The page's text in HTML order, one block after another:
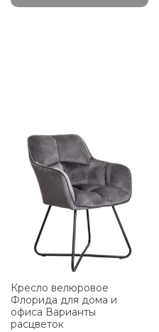
Кресло велюровое
Флорида для дома и
офиса Варианты
расцветок